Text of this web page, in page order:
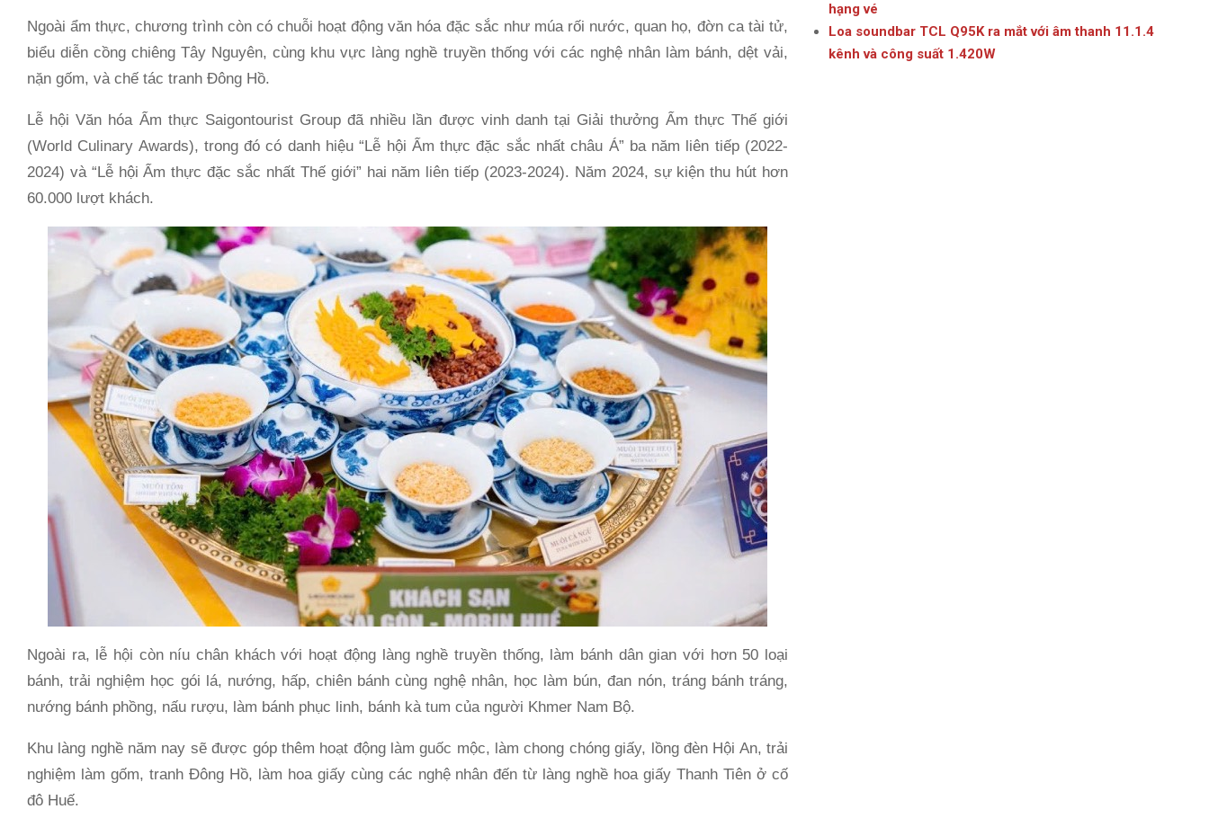
Ngoài ẩm thực, chương trình còn có chuỗi hoạt động văn hóa đặc sắc như múa rối nước, quan họ, đờn ca tài tử,
biểu diễn cồng chiêng Tây Nguyên, cùng khu vực làng nghề truyền thống với các nghệ nhân làm bánh, dệt vải,
nặn gốm, và chế tác tranh Đông Hồ.
Lễ hội Văn hóa Ẩm thực Saigontourist Group đã nhiều lần được vinh danh tại Giải thưởng Ẩm thực Thế giới
(World Culinary Awards), trong đó có danh hiệu “Lễ hội Ẩm thực đặc sắc nhất châu Á” ba năm liên tiếp (2022-
2024) và “Lễ hội Ẩm thực đặc sắc nhất Thế giới” hai năm liên tiếp (2023-2024). Năm 2024, sự kiện thu hút hơn
60.000 lượt khách.
Ngoài ra, lễ hội còn níu chân khách với hoạt động làng nghề truyền thống, làm bánh dân gian với hơn 50 loại
bánh, trải nghiệm học gói lá, nướng, hấp, chiên bánh cùng nghệ nhân, học làm bún, đan nón, tráng bánh tráng,
nướng bánh phồng, nấu rượu, làm bánh phục linh, bánh kà tum của người Khmer Nam Bộ.
Khu làng nghề năm nay sẽ được góp thêm hoạt động làm guốc mộc, làm chong chóng giấy, lồng đèn Hội An, trải
nghiệm làm gốm, tranh Đông Hồ, làm hoa giấy cùng các nghệ nhân đến từ làng nghề hoa giấy Thanh Tiên ở cố
đô Huế.
hạng vé
Loa soundbar TCL Q95K ra mắt với âm thanh 11.1.4
kênh và công suất 1.420W